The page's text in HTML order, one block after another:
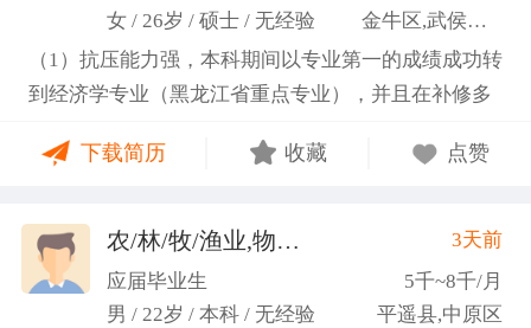
女 / 26岁 / 硕士 / 无经验
金牛区,武侯区,青羊区
（1）抗压能力强，本科期间以专业第一的成绩成功转
到经济学专业（黑龙江省重点专业），并且在补修多
学；研一刚入学就跟随导师参加多个项目书撰写，其
基金项目以及国家重大课题项目申报书的撰写。
（2）沟通能力强，2023年9月-2024年6月在研究生管
理办公室担任助管，主要负责硕士、博士研究生开
下载简历 收藏 点赞
农/林/牧/渔业,物业管理,环保,物流/仓储,人事/行政/后勤
3天前
应届毕业生
5千~8千/月
男 / 22岁 / 本科 / 无经验
平遥县,中原区